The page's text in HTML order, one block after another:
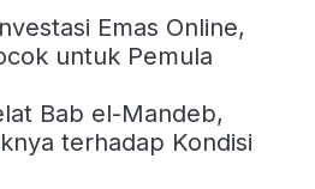
Emas Online,
untuk Pemula
Bab el-Mandeb,
terhadap Kondisi